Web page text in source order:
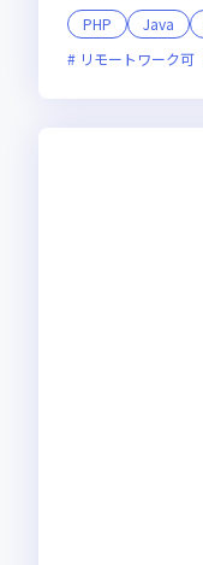
PHP
Java
リモートワーク可